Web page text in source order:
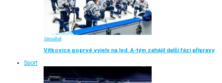
Aktuálně
Vítkovice poprvé vyjely na led. A-tým zahájil další fázi přípravy
Sport